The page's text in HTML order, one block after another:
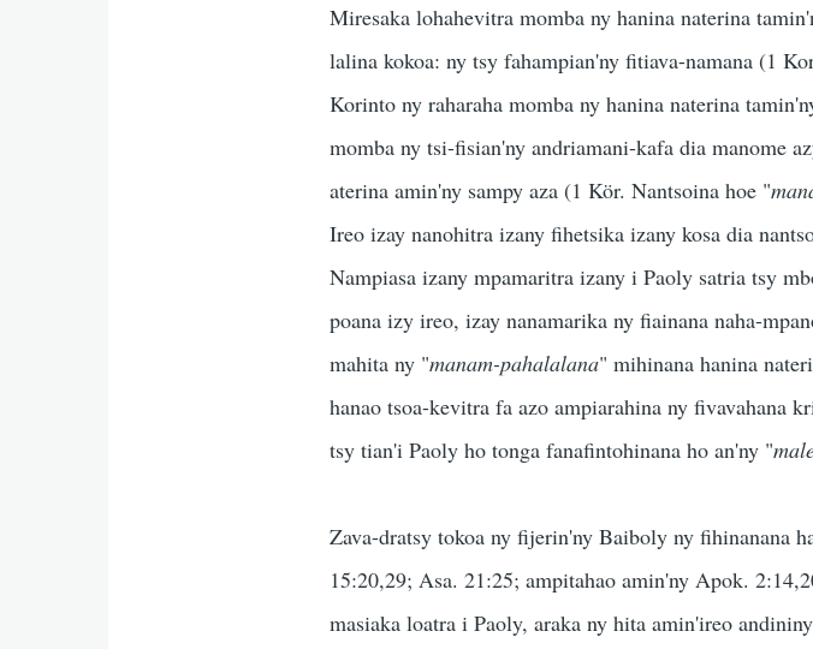
Miresaka lohahevitra momba ny hanina naterina
lalina kokoa: ny tsy fahampian'ny fitiava-namana (1
Korinto ny raharaha momba ny hanina naterina
momba ny tsi-fisian'ny andriamani-kafa dia manome
aterina amin'ny sampy aza (1 Kör. Nantsoina hoe "
Ireo izay nanohitra izany fihetsika izany kosa dia
Nampiasa izany mpamaritra izany i Paoly satria tsy
poana izy ireo, izay nanamarika ny fiainana naha-
mahita ny "manam-pahalalana" mihinana hanina
hanao tsoa-kevitra fa azo ampiarahina ny fivavahana
tsy tian'i Paoly ho tonga fanafintohinana ho an'ny "
Zava-dratsy tokoa ny fijerin'ny Baiboly ny fihinanana
15:20,29; Asa. 21:25; ampitahao amin'ny Apok.
masiaka loatra i Paoly, araka ny hita amin'ireo